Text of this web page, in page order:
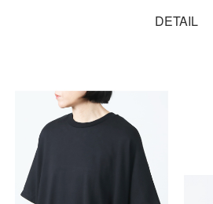
DETAIL